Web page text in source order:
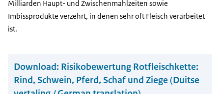
Milliarden Haupt- und Zwischenmahlzeiten sowie
Imbissprodukte verzehrt, in denen sehr oft Fleisch verarbeitet
ist.
Download: Risikobewertung Rotfleischkette:
Rind, Schwein, Pferd, Schaf und Ziege (Duitse